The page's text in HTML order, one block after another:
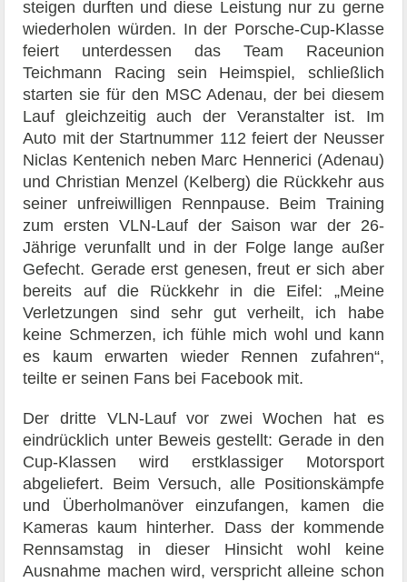
steigen durften und diese Leistung nur zu gerne
wiederholen würden. In der Porsche-Cup-Klasse
feiert unterdessen das Team Raceunion
Teichmann Racing sein Heimspiel, schließlich
starten sie für den MSC Adenau, der bei diesem
Lauf gleichzeitig auch der Veranstalter ist. Im
Auto mit der Startnummer 112 feiert der Neusser
Niclas Kentenich neben Marc Hennerici (Adenau)
und Christian Menzel (Kelberg) die Rückkehr aus
seiner unfreiwilligen Rennpause. Beim Training
zum ersten VLN-Lauf der Saison war der 26-
Jährige verunfallt und in der Folge lange außer
Gefecht. Gerade erst genesen, freut er sich aber
bereits auf die Rückkehr in die Eifel: „Meine
Verletzungen sind sehr gut verheilt, ich habe
keine Schmerzen, ich fühle mich wohl und kann
es kaum erwarten wieder Rennen zufahren“,
teilte er seinen Fans bei Facebook mit.
Der dritte VLN-Lauf vor zwei Wochen hat es
eindrücklich unter Beweis gestellt: Gerade in den
Cup-Klassen wird erstklassiger Motorsport
abgeliefert. Beim Versuch, alle Positionskämpfe
und Überholmanöver einzufangen, kamen die
Kameras kaum hinterher. Dass der kommende
Rennsamstag in dieser Hinsicht wohl keine
Ausnahme machen wird, verspricht alleine schon